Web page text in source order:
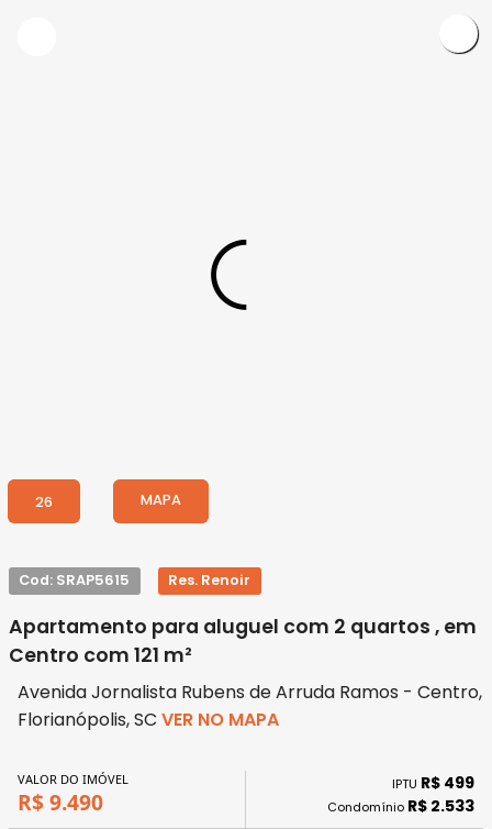
26 MAPA
Cod: SRAP5615 Res. Renoir
Apartamento para aluguel com 2 quartos , em
Centro com 121 m²
Avenida Jornalista Rubens de Arruda Ramos - Centro,
Florianópolis, SC VER NO MAPA
VALOR DO IMÓVEL
R$ 9.490
IPTU R$ 499
Condomínio R$ 2.533